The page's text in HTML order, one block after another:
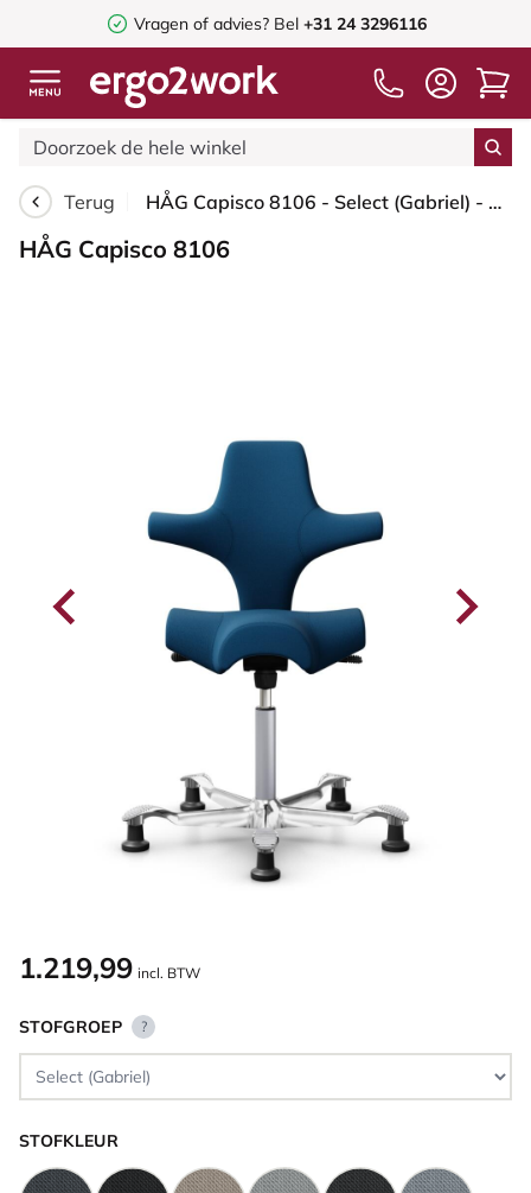
Vragen of advies? Bel +31 24 3296116
Terug HÅG Capisco 8106 - Select (Gabriel) - Wol / Polyamide - SC66071 - Navy blue - Framekleur - Zilver - Gasveer - 265 mm (Zithoogte 53-79cm) - Vloercontact - Glijdoppen - Voetenring - Nee, geen voetenring - Voetster - Ja, voetster in gepolijst aluminium
HÅG Capisco 8106
1.219,99 incl. BTW
STOFGROEP ?
STOFKLEUR